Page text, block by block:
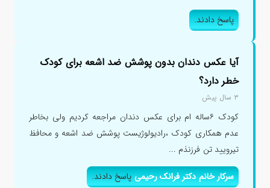
پاسخ دادند.
آیا عکس دندان بدون پوشش ضد اشعه برای کودک
خطر دارد؟
۳ سال پیش
کودک ۶ساله ام برای عکس دندان مراجعه کردیم ولی بخاطر
عدم همکاری کودک ،رادیولوژیست پوشش ضد اشعه و محافظ
تیرویید تن فرزنذم ...
سرکار خانم دکتر فرانک رحیمیپاسخ دادند.